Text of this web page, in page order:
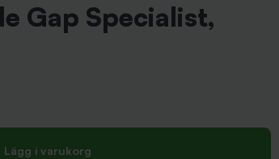
Gap Specialist,
Lägg i varukorg